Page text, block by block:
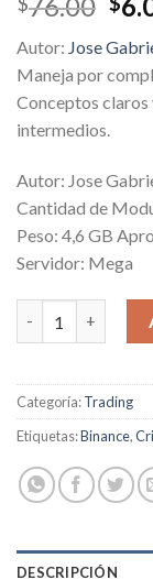
76.00
Autor: Jose
Maneja por
Conceptos
intermedios.
Autor: Jose
Cantidad de
Peso: 4,6 GB
Servidor: Mega
Curso completo
Categoría:Trading
Etiquetas:Binance,
DESCRIPCIÓN